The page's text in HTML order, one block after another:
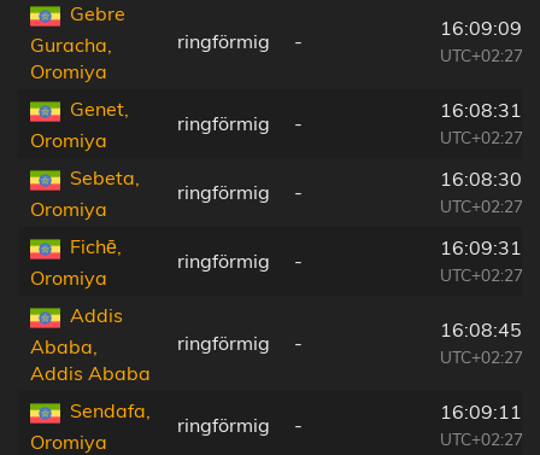
Gebre
Guracha,
Oromiya
ringförmig -
16:09:09
UTC+02:27
Genet,
Oromiya
ringförmig -
16:08:31
UTC+02:27
Sebeta,
Oromiya
ringförmig -
16:08:30
UTC+02:27
Fichē,
Oromiya
ringförmig -
16:09:31
UTC+02:27
Addis
Ababa,
Addis Ababa
ringförmig -
16:08:45
UTC+02:27
Sendafa,
Oromiya
ringförmig -
16:09:11
UTC+02:27